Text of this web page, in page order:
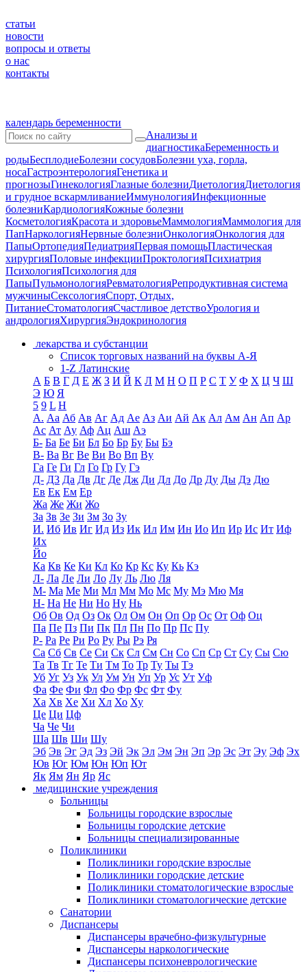
статьи
новости
вопросы и ответы
о нас
контакты
календарь беременности
Анализы и
диагностикаБеременность и
родыБесплодиеБолезни сосудовБолезни уха, горла,
носаГастроэнтерологияГенетика и
прогнозыГинекологияГлазные болезниДиетологияДиетология
и грудное вскармливаниеИммунологияИнфекционные
болезниКардиологияКожные болезни
КосметологияКрасота и здоровьеМаммологияМаммология для
ПапНаркологияНервные болезниОнкологияОнкология для
ПапыОртопедияПедиатрияПервая помощьПластическая
хирургияПоловые инфекцииПроктологияПсихиатрия
ПсихологияПсихология для
ПапыПульмонологияРевматологияРепродуктивная система
мужчиныСексологияСпорт, Отдых,
ПитаниеСтоматологияСчастливое детствоУрология и
андрологияХирургияЭндокринология
лекарства и субстанции
Список торговых названий на буквы А-Я
1-Z Латинские
А Б В Г Д Е Ж З И Й К Л М Н О П Р С Т У Ф Х Ц Ч Ш
Э Ю Я
5 9 L H
А. Аа Аб Ав Аг Ад Ае Аз Аи Ай Ак Ал Ам Ан Ап Ар
Ас Ат Ау Аф Ац Аш Аэ
Б- Ба Бе Би Бл Бо Бр Бу Бы Бэ
В- Ва Вг Ве Ви Во Вп Ву
Га Ге Ги Гл Го Гр Гу Гэ
Д- Д3 Да Дв Дг Де Дж Ди Дл До Др Ду Ды Дэ Дю
Ев Ек Ем Ер
Жа Же Жи Жо
За Зв Зе Зи Зм Зо Зу
И. Иб Ив Иг Ид Из Ик Ил Им Ин Ио Ип Ир Ис Ит Иф
Их
Йо
Ка Кв Ке Ки Кл Ко Кр Кс Ку Кь Кэ
Л- Ла Ле Ли Ло Лу Ль Лю Ля
М- Ма Ме Ми Мл Мм Мо Мс Му Мэ Мю Мя
Н- На Не Ни Но Ну Нь
Об Ов Од Оз Ок Ол Ом Он Оп Ор Ос От Оф Оц
Па Пе Пз Пи Пк Пл Пн По Пр Пс Пу
Р- Ра Ре Ри Ро Ру Ры Рэ Ря
Са Сб Св Се Си Ск Сл См Сн Со Сп Ср Ст Су Сы Сю
Та Тв Тг Те Ти Тм То Тр Ту Ты Тэ
Уб Уг Уз Ук Ул Ум Ун Уп Ур Ус Ут Уф
Фа Фе Фи Фл Фо Фр Фс Фт Фу
Ха Хв Хе Хи Хл Хо Ху
Це Ци Цф
Ча Че Чи
Ша Шв Ши Шу
Эб Эв Эг Эд Эз Эй Эк Эл Эм Эн Эп Эр Эс Эт Эу Эф Эх
Юв Юг Юм Юн Юп Ют
Як Ям Ян Яр Яс
медицинские учреждения
Больницы
Больницы городские взрослые
Больницы городские детские
Больницы специализированные
Поликлиники
Поликлиники городские взрослые
Поликлиники городские детские
Поликлиники стоматологические взрослые
Поликлиники стоматологические детские
Санатории
Диспансеры
Диспансеры врачебно-физкультурные
Диспансеры наркологические
Диспансеры психоневрологические